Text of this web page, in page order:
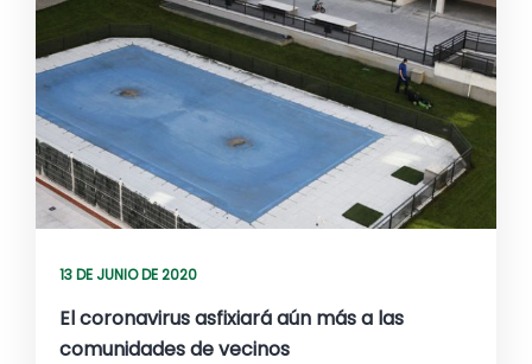
13 DE JUNIO DE 2020
El coronavirus asfixiará aún más a las
comunidades de vecinos